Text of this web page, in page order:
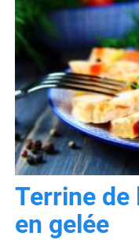
Terrine de
en gelée